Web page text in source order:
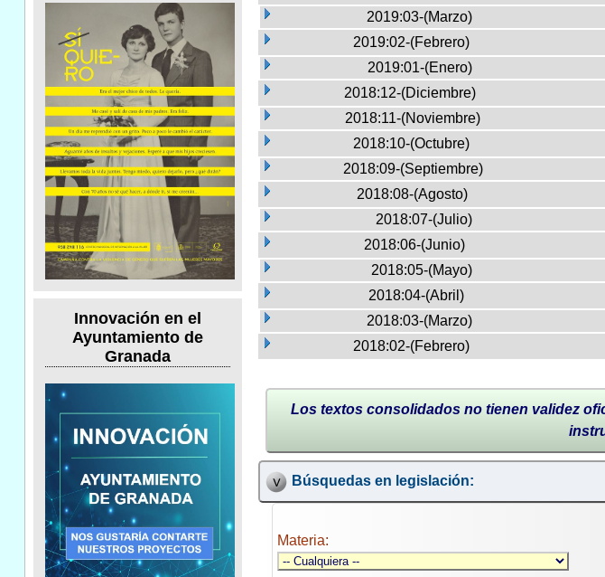
Innovación en el
Ayuntamiento de
Granada
2019:03-(Marzo)
2019:02-(Febrero)
2019:01-(Enero)
2018:12-(Diciembre)
2018:11-(Noviembre)
2018:10-(Octubre)
2018:09-(Septiembre)
2018:08-(Agosto)
2018:07-(Julio)
2018:06-(Junio)
2018:05-(Mayo)
2018:04-(Abril)
2018:03-(Marzo)
2018:02-(Febrero)
Los textos consolidados no tienen validez
Búsquedas en legislación:
Materia: